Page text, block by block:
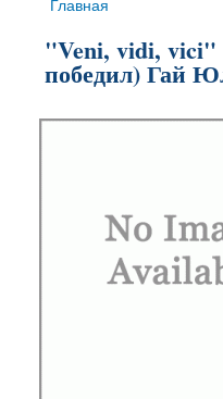
Вы здесь
Главная
"Veni, vidi,
победил) Гай